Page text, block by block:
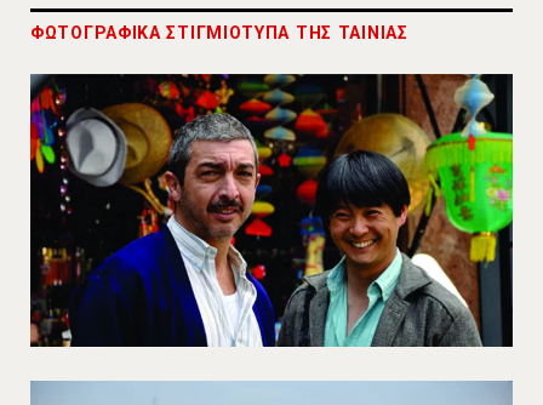
ΦΩΤΟΓΡΑΦΙΚΑ ΣΤΙΓΜΙΟΤΥΠΑ ΤΗΣ ΤΑΙΝΙΑΣ